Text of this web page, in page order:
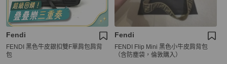
Fendi
FENDI 黑色牛皮銀扣雙F單肩包肩背
包
Fendi
FENDI Flip Mini 黑色小牛皮肩背包
（含防塵袋，倫敦購入）